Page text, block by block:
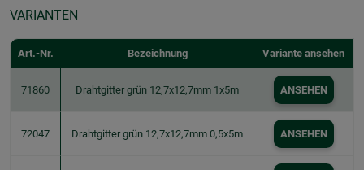
VARIANTEN
Art.-Nr. Bezeichnung Variante ansehen
71860 Drahtgitter grün 12,7x12,7mm 1x5m ANSEHEN
72047 Drahtgitter grün 12,7x12,7mm 0,5x5m ANSEHEN